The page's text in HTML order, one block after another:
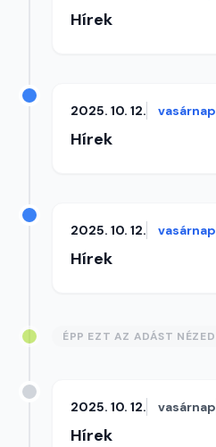
Hírek
2025. 10. 12. vasárnap
Hírek
2025. 10. 12. vasárnap
Hírek
ÉPP EZT AZ ADÁST NÉZED
2025. 10. 12. vasárnap
Hírek